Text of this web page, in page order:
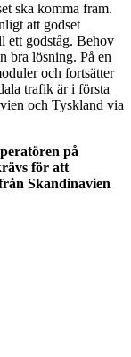
ska komma fram.
att godset
ett godståg. Behov
bra lösning. På en
och fortsätter
trafik är i första
och Tyskland via
på
för att
Skandinavien